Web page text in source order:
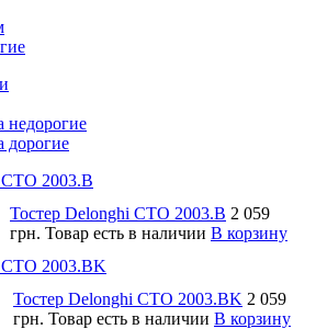
недорогие
дорогие
2003.B
Тостер Delonghi CTO 2003.B 2 059
грн. Товар есть в наличии В корзину
2003.BK
Тостер Delonghi CTO 2003.BK 2 059
грн. Товар есть в наличии В корзину